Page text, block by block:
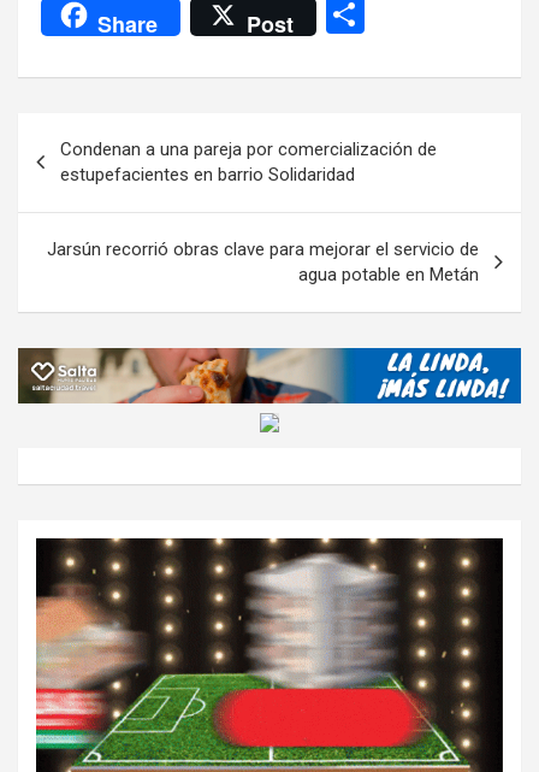
ce
b
o
k
tt
er
at
s
p
p
e
gr
m
ail ail
o
M
ail
n
er
Share Post
m
ar
tir
de
entradas
Condenan a una pareja por comercialización de
estupefacientes en barrio Solidaridad
Jarsún recorrió obras clave para mejorar el servicio de
agua potable en Metán